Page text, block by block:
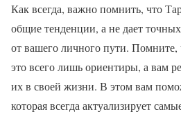
Как всегда, важно помнить, что
общие тенденции, а не дает
от вашего личного пути. Помните,
это всего лишь ориентиры, а вам
их в своей жизни. В этом вам
которая всегда актуализирует